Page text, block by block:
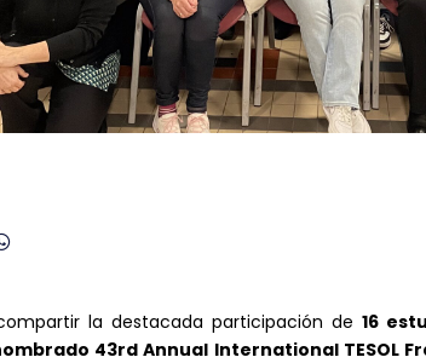
la destacada participación de 16
43rd Annual International TESOL